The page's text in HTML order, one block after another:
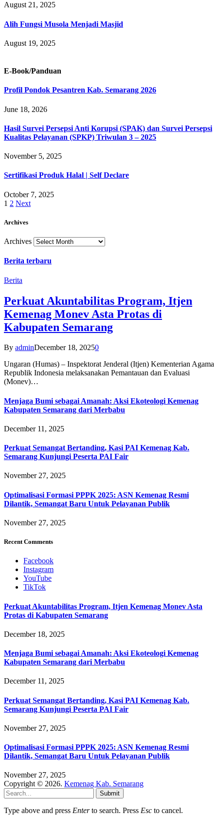
August 21, 2025
Alih Fungsi Musola Menjadi Masjid
August 19, 2025
E-Book/Panduan
Profil Pondok Pesantren Kab. Semarang 2026
June 18, 2026
Hasil Survei Persepsi Anti Korupsi (SPAK) dan Survei Persepsi
Kualitas Pelayanan (SPKP) Triwulan 3 – 2025
November 5, 2025
Sertifikasi Produk Halal | Self Declare
October 7, 2025
1 2 Next
Archives
Archives
Berita terbaru
Berita
Perkuat Akuntabilitas Program, Itjen
Kemenag Monev Asta Protas di
Kabupaten Semarang
By adminDecember 18, 20250
Ungaran (Humas) – Inspektorat Jenderal (Itjen) Kementerian Agama
Republik Indonesia melaksanakan Pemantauan dan Evaluasi
(Monev)…
Menjaga Bumi sebagai Amanah: Aksi Ekoteologi Kemenag
Kabupaten Semarang dari Merbabu
December 11, 2025
Perkuat Semangat Bertanding, Kasi PAI Kemenag Kab.
Semarang Kunjungi Peserta PAI Fair
November 27, 2025
Optimalisasi Formasi PPPK 2025: ASN Kemenag Resmi
Dilantik, Semangat Baru Untuk Pelayanan Publik
November 27, 2025
Recent Comments
Facebook
Instagram
YouTube
TikTok
Perkuat Akuntabilitas Program, Itjen Kemenag Monev Asta
Protas di Kabupaten Semarang
December 18, 2025
Menjaga Bumi sebagai Amanah: Aksi Ekoteologi Kemenag
Kabupaten Semarang dari Merbabu
December 11, 2025
Perkuat Semangat Bertanding, Kasi PAI Kemenag Kab.
Semarang Kunjungi Peserta PAI Fair
November 27, 2025
Optimalisasi Formasi PPPK 2025: ASN Kemenag Resmi
Dilantik, Semangat Baru Untuk Pelayanan Publik
November 27, 2025
Copyright © 2026. Kemenag Kab. Semarang
Submit
Type above and press Enterto search. Press Esc to cancel.